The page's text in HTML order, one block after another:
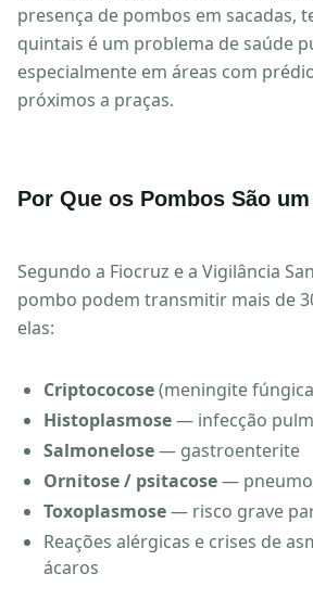
presença de pombos em sacadas,
quintais é um problema de saúde
especialmente em áreas com
próximos a praças.
Por Que os Pombos São
Segundo a Fiocruz e a Vigilância
pombo podem transmitir mais de
elas:
Criptococose(meningite
Histoplasmose— infecção
Salmonelose— gastroenterite
Ornitose / psitacose—
Toxoplasmose— risco grave
Reações alérgicas e crises de
ácaros